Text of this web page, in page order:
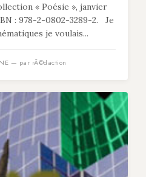
« Poésie », janvier
: 978-2-0802-3289-2. Je
je voulais...
— par rÃ©daction